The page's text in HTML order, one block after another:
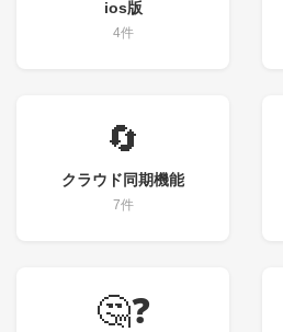
ios版
4件
🔄
クラウド同期機能
7件
🤔❓